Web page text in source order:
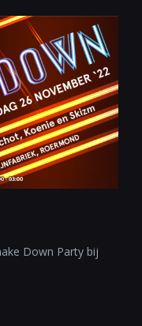
Down Party bij